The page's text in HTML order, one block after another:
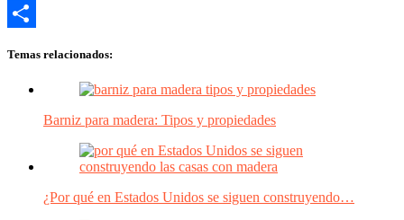
Email
Temas relacionados:
Barniz para madera: Tipos y propiedades
¿Por qué en Estados Unidos se siguen construyendo…